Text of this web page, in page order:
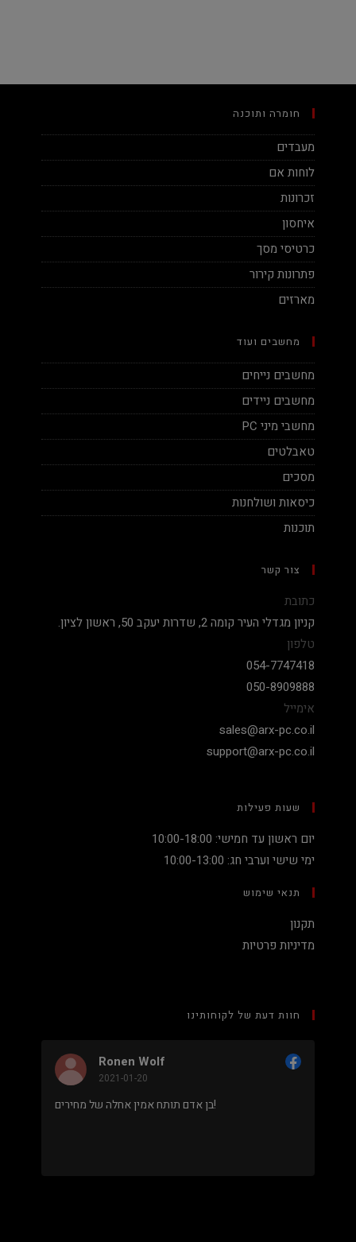
חומרה ותוכנה
מעבדים
לוחות אם
זכרונות
איחסון
כרטיסי מסך
פתרונות קירור
מארזים
מחשבים ועוד
מחשבים נייחים
מחשבים ניידים
מחשבי מיני PC
טאבלטים
מסכים
כיסאות ושולחנות
תוכנות
צור קשר
כתובת
קניון מגדלי העיר קומה 2, שדרות יעקב 50, ראשון לציון.
טלפון
054-7747418
050-8909888
אימייל
sales@arx-pc.co.il
support@arx-pc.co.il
שעות פעילות
יום ראשון עד חמישי: 10:00-18:00
ימי שישי וערבי חג: 10:00-13:00
תנאי שימוש
תקנון
מדיניות פרטיות
חוות דעת של לקוחותינו
Ronen Wolf
2021-01-20
בן אדם תותח אמין אחלה של מחירים!